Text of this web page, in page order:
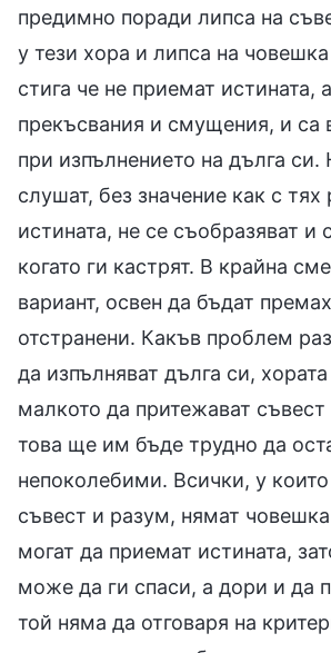
предимно поради липса на
у тези хора и липса на
стига че не приемат истината,
прекъсвания и смущения, и са
при изпълнението на дълга си.
слушат, без значение как с тях
истината, не се съобразяват и
когато ги кастрят. В крайна
вариант, освен да бъдат
отстранени. Какъв проблем
да изпълняват дълга си,
малкото да притежават
това ще им бъде трудно да
непоколебими. Всички, у
съвест и разум, нямат
могат да приемат истината,
може да ги спаси, а дори и да
той няма да отговаря на